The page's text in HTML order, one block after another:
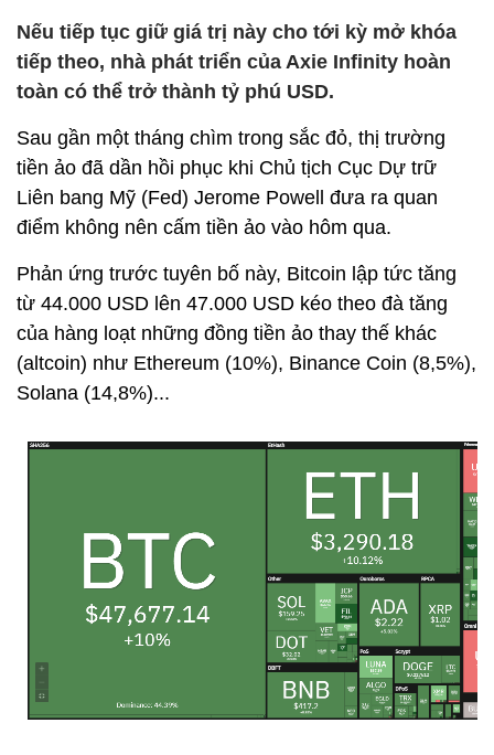
Nếu tiếp tục giữ giá trị này cho tới kỳ mở khóa
tiếp theo, nhà phát triển của Axie Infinity hoàn
toàn có thể trở thành tỷ phú USD.
Sau gần một tháng chìm trong sắc đỏ, thị trường
tiền ảo đã dần hồi phục khi Chủ tịch Cục Dự trữ
Liên bang Mỹ (Fed) Jerome Powell đưa ra quan
điểm không nên cấm tiền ảo vào hôm qua.
Phản ứng trước tuyên bố này, Bitcoin lập tức tăng
từ 44.000 USD lên 47.000 USD kéo theo đà tăng
của hàng loạt những đồng tiền ảo thay thế khác
(altcoin) như Ethereum (10%), Binance Coin (8,5%),
Solana (14,8%)...